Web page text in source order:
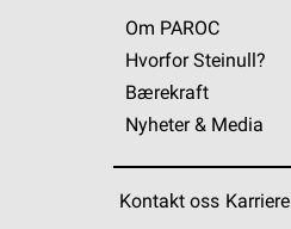
Om PAROC
Hvorfor Steinull?
Bærekraft
Nyheter & Media
Kontakt oss Karriere